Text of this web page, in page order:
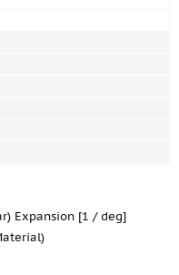
Expansion [1 / deg]